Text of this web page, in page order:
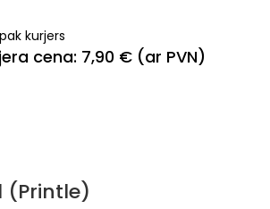
kurjers
cena: 7,90 € (ar PVN)
(Printle)